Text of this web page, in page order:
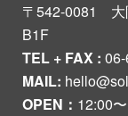
〒542-0081 大
B1F
TEL + FAX :
MAIL:
OPEN： 12:00